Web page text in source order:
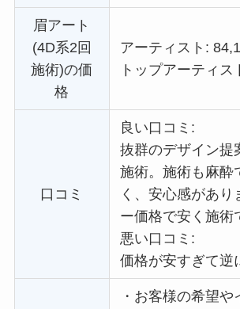
眉アート
(4D系2回
施術)の価
格
アーティスト:
トップアーティス
口コミ
良い口コミ:
抜群のデザイン提
施術。施術も麻酔
く、安心感があり
ー価格で安く施術
悪い口コミ:
価格が安すぎて逆
・ お客様の希望や